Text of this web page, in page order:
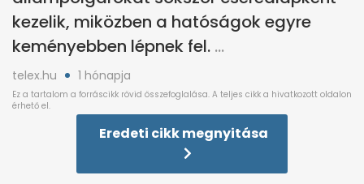
kezelik, miközben a hatóságok egyre
keményebben lépnek fel.
telex.hu 1 hónapja
Eredeti cikk megnyitása